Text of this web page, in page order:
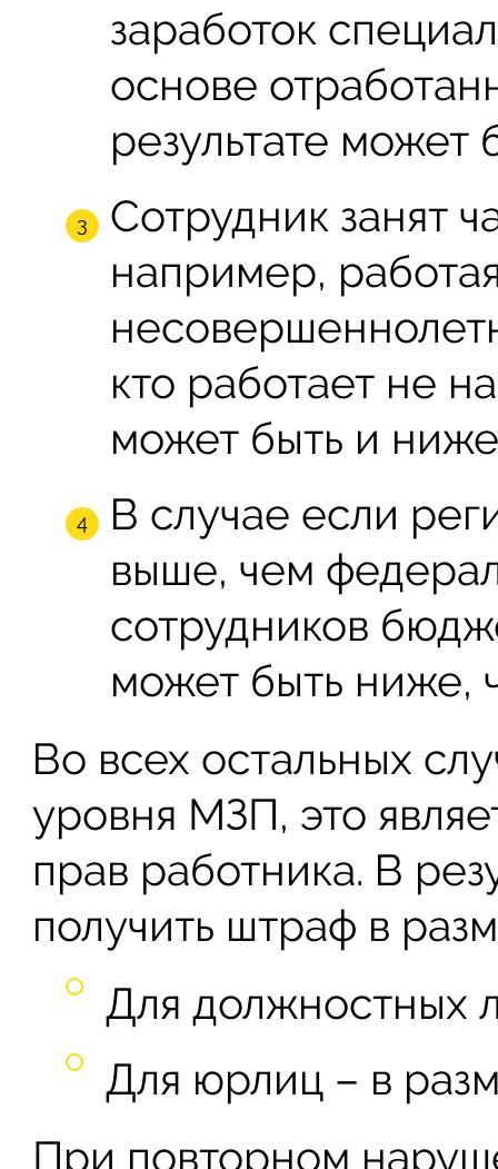
заработок
основе
результате
Сотрудник занят
например,
кто работает не
может быть и
В случае если
выше, чем
сотрудников
может быть ниже,
Во всех остальных
уровня МЗП, это
прав работника. В
получить штраф в
Для должностных
Для юрлиц – в
При повторном